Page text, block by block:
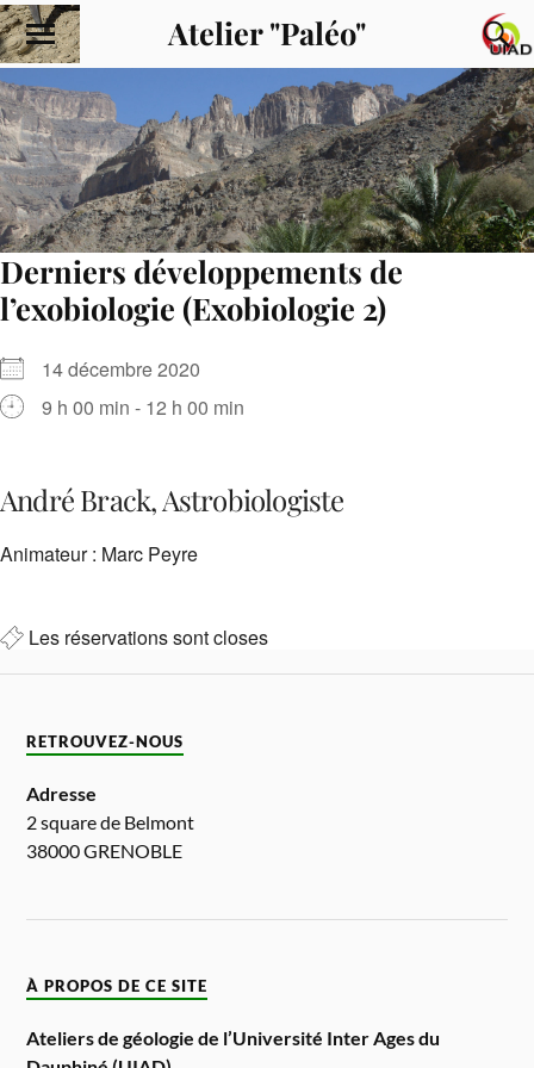
Atelier "Paléo"
Derniers développements de
l’exobiologie (Exobiologie 2)
14 décembre 2020
9 h 00 min - 12 h 00 min
André Brack, Astrobiologiste
Animateur : Marc Peyre
Les réservations sont closes
RETROUVEZ-NOUS
Adresse
2 square de Belmont
38000 GRENOBLE
À PROPOS DE CE SITE
Ateliers de géologie de l’Université Inter Ages du